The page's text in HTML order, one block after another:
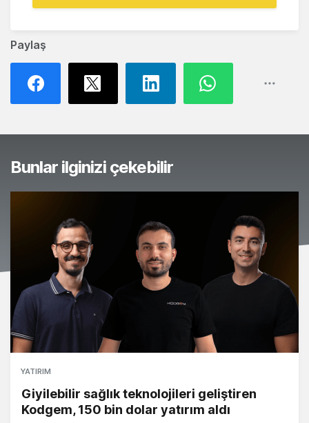
Paylaş
Bunlar ilginizi çekebilir
YATIRIM
Giyilebilir sağlık teknolojileri geliştiren
Kodgem, 150 bin dolar yatırım aldı